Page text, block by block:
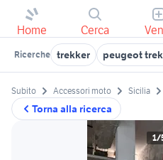
Home Cerca
Ricerche trekker peugeot
Torna alla ricerca
Subito Accessori moto Sicilia
1/